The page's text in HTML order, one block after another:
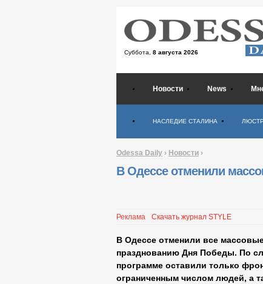
Суббота, 8 августа 2026
Новости News
НАСЛЕДИЕ СТАЛИНА
Odessa Daily › Новости ›
В Одессе отменили
Реклама Скачать журнал STYLE
В Одессе отменили все
празднованию Дня Победы. По
программе оставили только
ограниченным числом людей, а